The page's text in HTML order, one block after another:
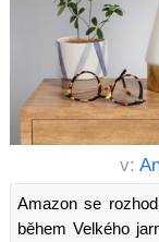
v:
Amazon se
během Velkého